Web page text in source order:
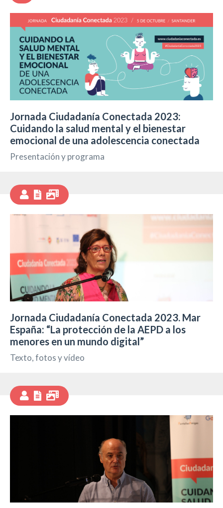
Jornada Ciudadanía Conectada 2023:
Cuidando la salud mental y el bienestar
emocional de una adolescencia conectada
Presentación y programa
Jornada Ciudadanía Conectada 2023. Mar
España: “La protección de la AEPD a los
menores en un mundo digital”
Texto, fotos y vídeo